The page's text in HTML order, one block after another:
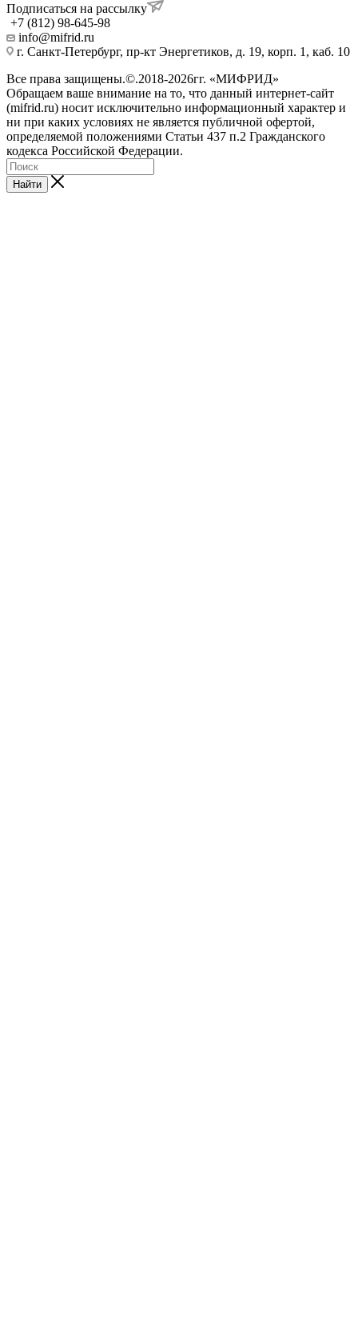
Подписаться на рассылку
+7 (812) 98-645-98
info@mifrid.ru
г. Санкт-Петербург, пр-кт Энергетиков, д. 19, корп. 1, каб. 10
Все права защищены.©.2018-2026гг. «МИФРИД»
Обращаем ваше внимание на то, что данный интернет-сайт
(mifrid.ru) носит исключительно информационный характер и
ни при каких условиях не является публичной офертой,
определяемой положениями Статьи 437 п.2 Гражданского
кодекса Российской Федерации.
Найти